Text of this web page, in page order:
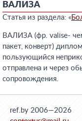
ВАЛИЗА
Статья из раздела: «
ВАЛИЗА (фр. valise-
пакет, конверт)
пользующийся
отправлена и через
сопровождения.
ref.by 2006—2026